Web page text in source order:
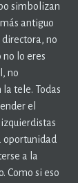
simbolizan
antiguo
directora, no
lo eres
no
la tele. Todas
el
izquierdistas
oportunidad
a la
Como si eso